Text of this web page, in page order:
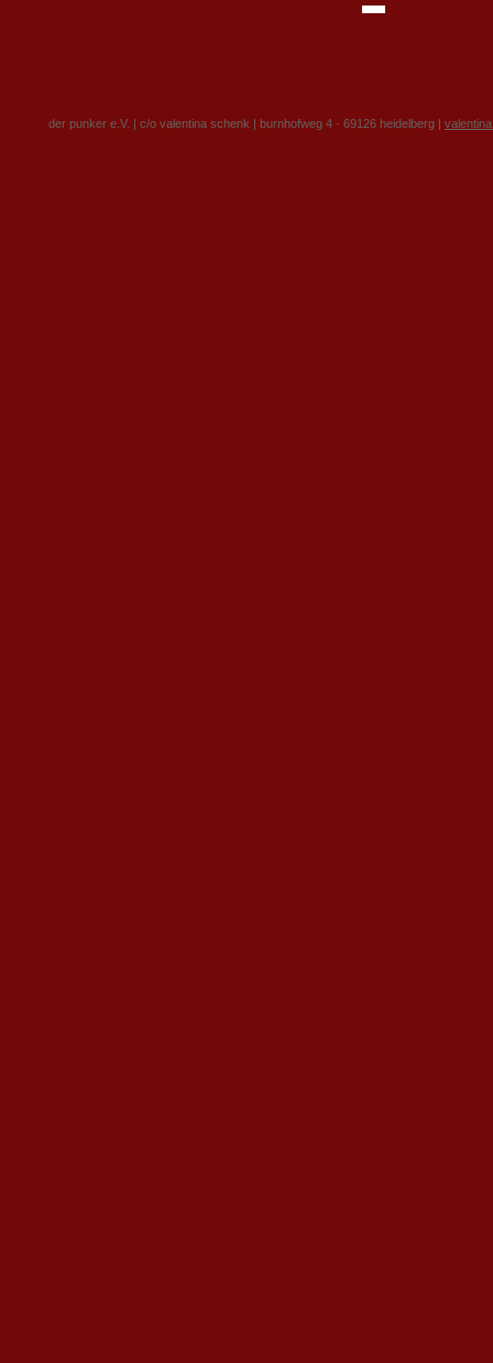
der punker e.V. | c/o valentina schenk | burnhofweg 4 · 69126 heidelberg |